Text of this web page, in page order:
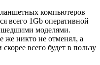
компьютеров
всего 1Gb оперативной
моделями.
же никто не отменял, а
всего будет в пользу